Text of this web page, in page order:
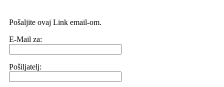
Pošaljite ovaj Link email-om.
E-Mail za:
Pošiljatelj: